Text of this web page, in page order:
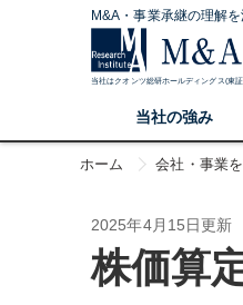
M&A・事業承継の理解
当社はクオンツ総研ホールディングス(東
当社の強み
ホーム 会社・事業
2025年4月15日更新
株価算